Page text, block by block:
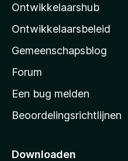
l
a
s
s
t
r
p
Ontwikkelaarshub
Ontwikkelaarsbeleid
Gemeenschapsblog
Forum
Een bug melden
Beoordelingsrichtlijnen
Downloaden